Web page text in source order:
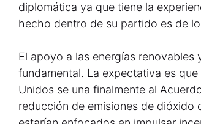
diplomática ya que tiene la
hecho dentro de su partido es de
El apoyo a las energías
fundamental. La expectativa es
Unidos se una finalmente al
reducción de emisiones de dióxido